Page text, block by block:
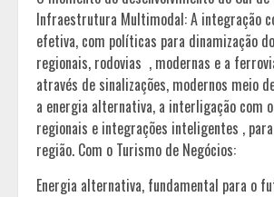
Infraestrutura Multimodal: A integração
efetiva, com políticas para dinamização
regionais, rodovias , modernas e a
através de sinalizações, modernos meio
a energia alternativa, a interligação com
regionais e integrações inteligentes ,
região. Com o Turismo de Negócios:
Energia alternativa, fundamental para o